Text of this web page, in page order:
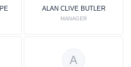
ALAN CLIVE BUTLER
MANAGER
A